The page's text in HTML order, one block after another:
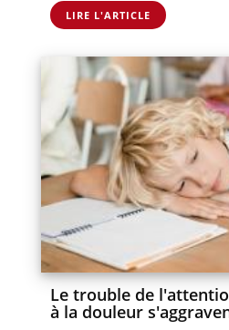
LIRE L'ARTICLE
Le trouble de
à la douleur